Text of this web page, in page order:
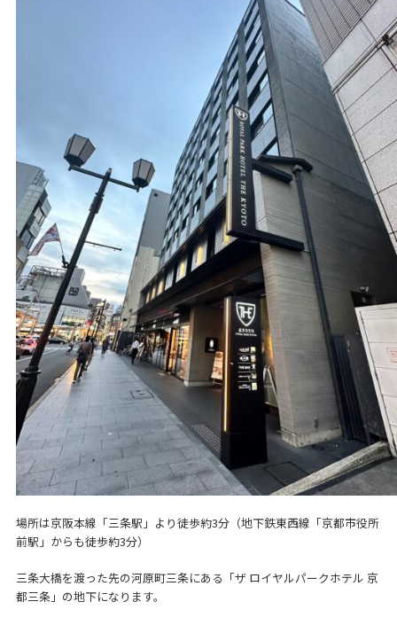
場所は京阪本線「三条駅」より徒歩約3分（地下鉄東西線「京都市役所
前駅」からも徒歩約3分）
三条大橋を渡った先の河原町三条にある「ザ ロイヤルパークホテル 京
都三条」の地下になります。